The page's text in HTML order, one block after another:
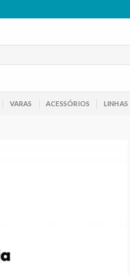
VARAS ACESSÓRIOS LINHAS